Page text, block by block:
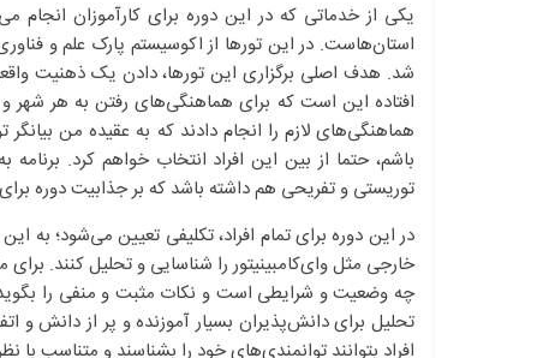
یکی از خدماتی که در این دوره برای کارآموزان انجام
استان‌هاست. در این تورها از اکوسیستم پارک علم و
شد. هدف اصلی ‌برگزاری این تورها، دادن یک ذهنیت
افتاده این است که برای هماهنگی‌های رفتن به هر شهر
هماهنگی‌های لازم را انجام دادند که به عقیده من
باشم، حتما از بین این افراد انتخاب خواهم کرد.
توریستی و تفریحی هم داشته باشد که بر جذابیت دوره برای
در این دوره برای تمام افراد، تکلیفی تعیین می‌شود؛ به
خارجی مثل وای‌کامبینیتور را شناسایی و تحلیل کنند.
چه وضعیت و شرایطی است و نکات مثبت و منفی را
تحلیل برای دانش‌پذیران بسیار آموزنده و پر از دانش و
افراد بتوانند توانمندی‌های خود را بشناسند و متناسب با